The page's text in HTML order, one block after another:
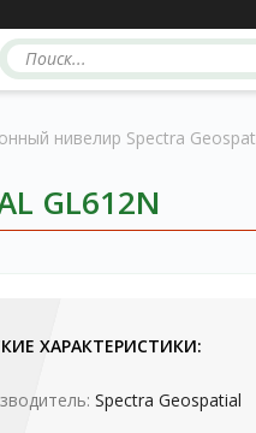
нивелир Spectra
GL612N
ХАРАКТЕРИСТИКИ:
Spectra Geospatial